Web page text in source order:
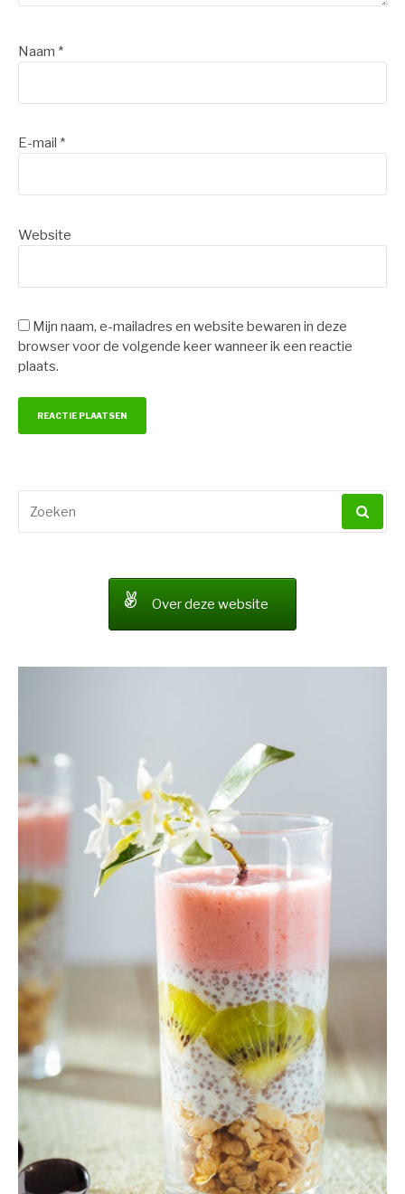
Naam *
E-mail *
Website
Mijn naam, e-mailadres en website bewaren in deze
browser voor de volgende keer wanneer ik een reactie
plaats.
naar:
Over deze website